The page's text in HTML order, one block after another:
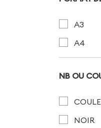
A3
A4
NB OU
NOIR